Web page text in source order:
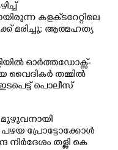
കളക്‌ടറേറ്റിലെ
മരിച്ചു; ആത്മഹത്യ
ഓർത്തഡോക്സ്-
വൈദികർ തമ്മിൽ
പൊലീസ്
മുഴുവനായി
പഴയ പ്രോട്ടോക്കോൾ
നിർദേശം തള്ളി കെ